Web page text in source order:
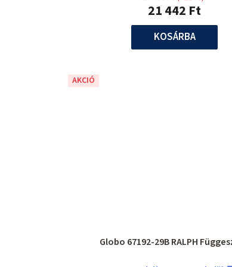
21 442 Ft
KOSÁRBA
AKCIÓ
Globo 67192-29B